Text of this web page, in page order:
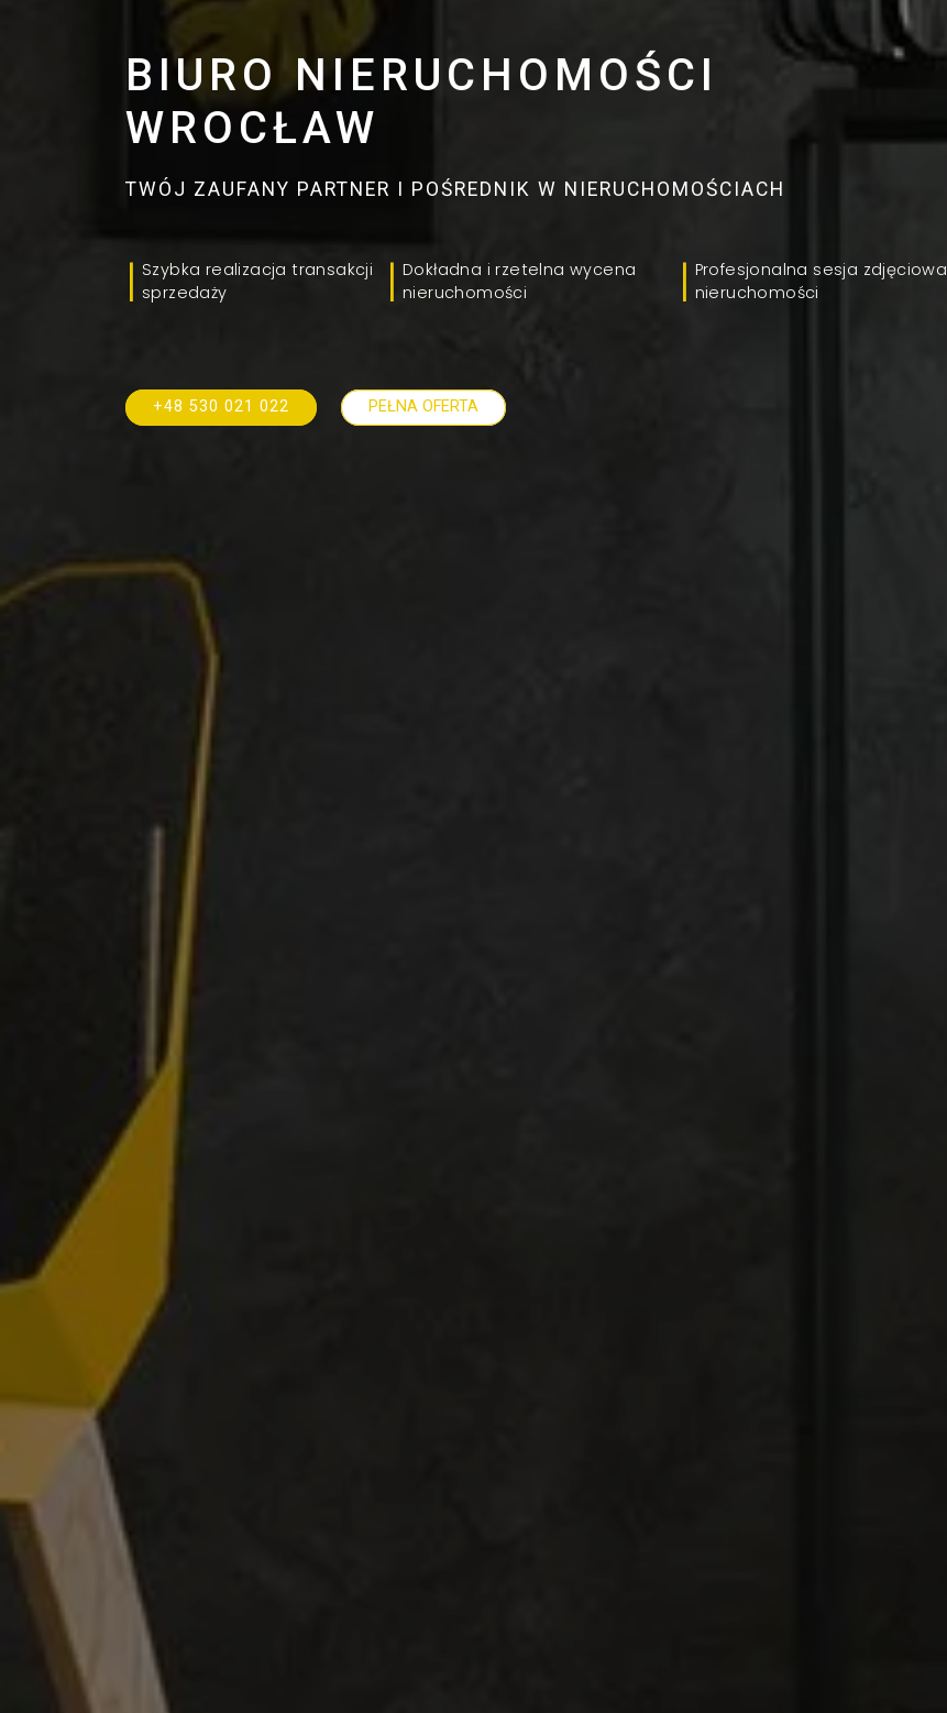
BIURO NIERUCHOMOŚCI
WROCŁAW
TWÓJ ZAUFANY PARTNER I POŚREDNIK W NIERUCHOMOŚCIACH
Szybka realizacja transakcji
sprzedaży
Dokładna i rzetelna wycena
nieruchomości
Profesjonalna sesja zdjęciowa
nieruchomości
+48 530 021 022 PEŁNA OFERTA